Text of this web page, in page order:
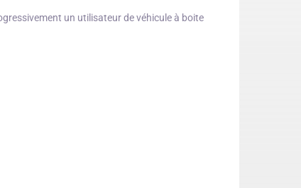
un utilisateur de véhicule à boite